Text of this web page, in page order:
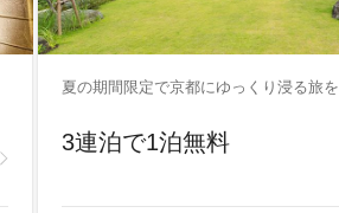
夏の期間限定で京都にゆっくり浸る旅を
3連泊で1泊無料